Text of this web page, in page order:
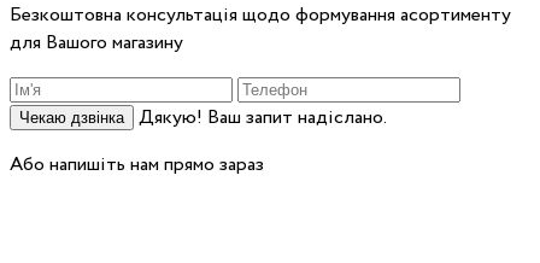
Безкоштовна консультація щодо формування асортименту
для Вашого магазину
Чекаю дзвінка
Дякую! Ваш запит надіслано.
Або напишіть нам прямо зараз